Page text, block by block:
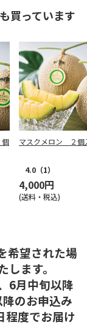
買っています
マスクメロン ２個
4.0 （1）
4,000円
(送料・税込)
希望された場
ます。
6月中旬以降
のお申込み
程度でお届け